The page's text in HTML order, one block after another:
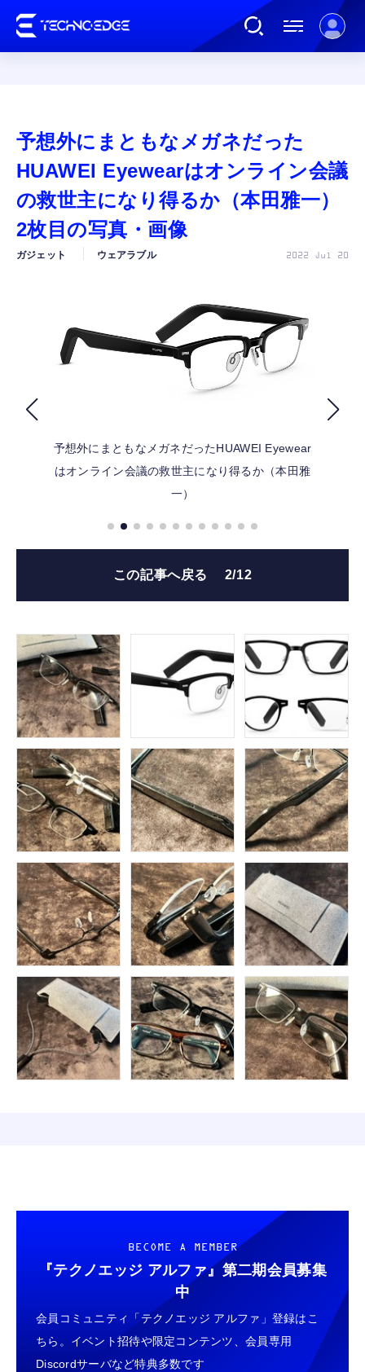
AI
ガジェット
ゲーム
カルチャー
公式ストア
予想外にまともなメガネだった
HUAWEI Eyewearはオンライン会議
の救世主になり得るか（本田雅一）
2枚目の写真・画像
ガジェット ウェアラブル 2022 Jul 20
予想外にまともなメガネだったHUAWEI Eyewear
はオンライン会議の救世主になり得るか（本田雅
一）
この記事へ戻る 2/12
BECOME A MEMBER
『テクノエッジ アルファ』 第二期会員募集
中
会員コミュニティ「テクノエッジ アルファ」登録はこ
ちら。イベント招待や限定コンテンツ、会員専用
Discordサーバなど特典多数です